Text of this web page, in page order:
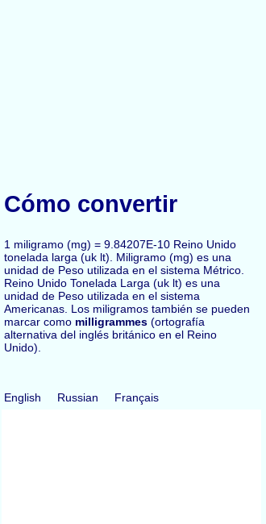
Cómo convertir
1 miligramo (mg) = 9.84207E-10 Reino Unido
tonelada larga (uk lt). Miligramo (mg) es una
unidad de Peso utilizada en el sistema Métrico.
Reino Unido Tonelada Larga (uk lt) es una
unidad de Peso utilizada en el sistema
Americanas. Los miligramos también se pueden
marcar como milligrammes (ortografía
alternativa del inglés británico en el Reino
Unido).
English Russian Français